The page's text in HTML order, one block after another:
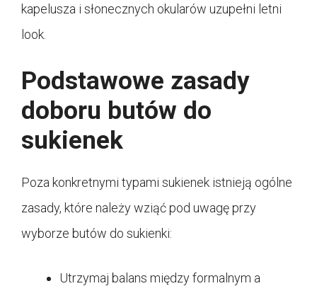
kapelusza i słonecznych okularów uzupełni letni
look.
Podstawowe zasady
doboru butów do
sukienek
Poza konkretnymi typami sukienek istnieją ogólne
zasady, które należy wziąć pod uwagę przy
wyborze butów do sukienki:
Utrzymaj balans między formalnym a